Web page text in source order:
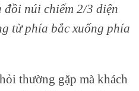
đồi núi chiếm 2/3 diện
từ phía bắc xuống phía
thường gặp mà khách